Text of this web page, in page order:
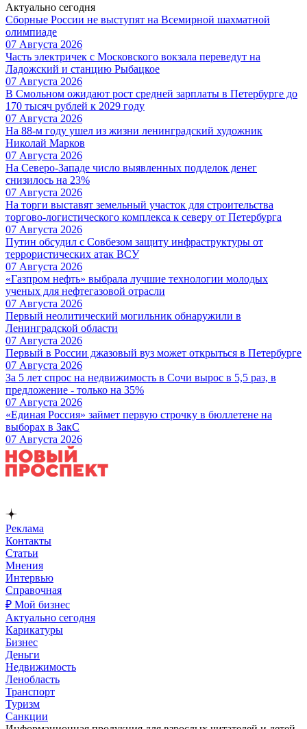
Актуально сегодня
Сборные России не выступят на Всемирной шахматной
олимпиаде
07 Августа 2026
Часть электричек с Московского вокзала переведут на
Ладожский и станцию Рыбацкое
07 Августа 2026
В Смольном ожидают рост средней зарплаты в Петербурге до
170 тысяч рублей к 2029 году
07 Августа 2026
На 88-м году ушел из жизни ленинградский художник
Николай Марков
07 Августа 2026
На Северо-Западе число выявленных подделок денег
снизилось на 23%
07 Августа 2026
На торги выставят земельный участок для строительства
торгово-логистического комплекса к северу от Петербурга
07 Августа 2026
Путин обсудил с Совбезом защиту инфраструктуры от
террористических атак ВСУ
07 Августа 2026
«Газпром нефть» выбрала лучшие технологии молодых
ученых для нефтегазовой отрасли
07 Августа 2026
Первый неолитический могильник обнаружили в
Ленинградской области
07 Августа 2026
Первый в России джазовый вуз может открыться в Петербурге
07 Августа 2026
За 5 лет спрос на недвижимость в Сочи вырос в 5,5 раз, в
предложение - только на 35%
07 Августа 2026
«Единая Россия» займет первую строчку в бюллетене на
выборах в ЗакС
07 Августа 2026
Реклама
Контакты
Статьи
Мнения
Интервью
Справочная
₽ Мой бизнес
Актуально сегодня
Карикатуры
Бизнес
Деньги
Недвижимость
Ленобласть
Транспорт
Туризм
Санкции